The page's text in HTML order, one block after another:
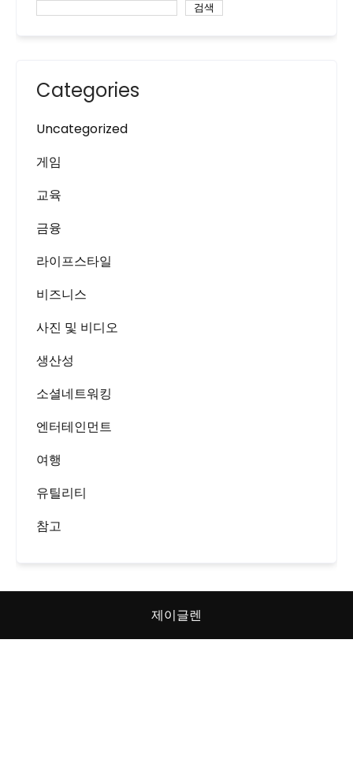
검색
Categories
Uncategorized
게임
교육
금융
라이프스타일
비즈니스
사진 및 비디오
생산성
소셜네트워킹
엔터테인먼트
여행
유틸리티
참고
제이글렌